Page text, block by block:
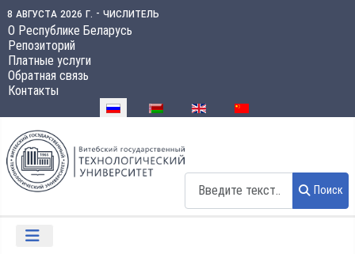
8 августа 2026 г. - числитель
О Республике Беларусь
Репозиторий
Платные услуги
Обратная связь
Контакты
Выберите язык
Поиск